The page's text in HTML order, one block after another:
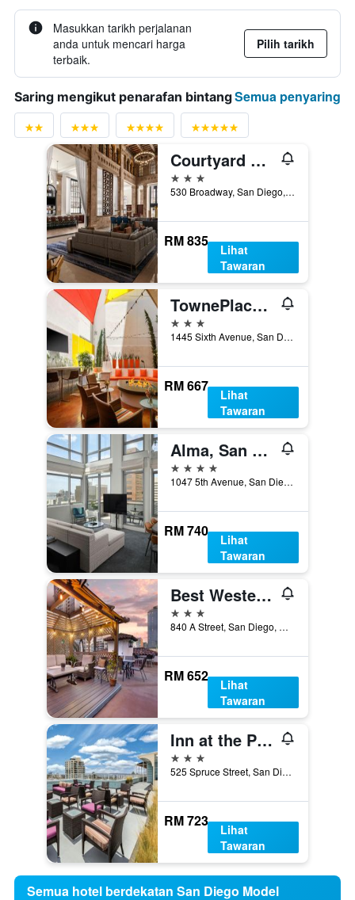
Masukkan tarikh perjalanan
anda untuk mencari harga
terbaik.
Pilih tarikh
Saring mengikut penarafan bintangSemua penyaring
Courtyard by Marriott San Diego Downtown
3 bintang
530 Broadway, San Diego, CA, Amerika Syarikat
RM 835
Lihat
Tawaran
TownePlace Suites by Marriott San Diego Downtown
3 bintang
1445 Sixth Avenue, San Diego, CA, Amerika Syarikat
RM 667
Lihat
Tawaran
Alma, San Diego, a Tribute Portfolio Hotel
4 bintang
1047 5th Avenue, San Diego, CA, Amerika Syarikat
RM 740
Lihat
Tawaran
Best Western Downtown San Diego
3 bintang
840 A Street, San Diego, CA, Amerika Syarikat
RM 652
Lihat
Tawaran
Inn at the Park
3 bintang
525 Spruce Street, San Diego, CA, Amerika Syarikat
RM 723
Lihat
Tawaran
Semua hotel berdekatan San Diego Model